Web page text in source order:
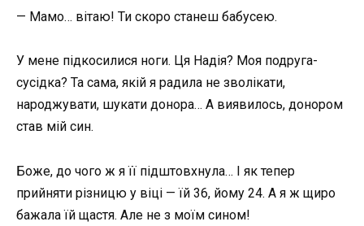
— Мамо… вітаю! Ти скоро станеш бабусею.
У мене підкосилися ноги. Ця Надія? Моя подруга-
сусідка? Та сама, якій я радила не зволікати,
народжувати, шукати донора… А виявилось, донором
став мій син.
Боже, до чого ж я її підштовхнула… І як тепер
прийняти різницю у віці — їй 36, йому 24. А я ж щиро
бажала їй щастя. Але не з моїм сином!